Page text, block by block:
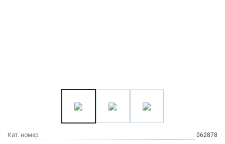
Кат. номер
062878